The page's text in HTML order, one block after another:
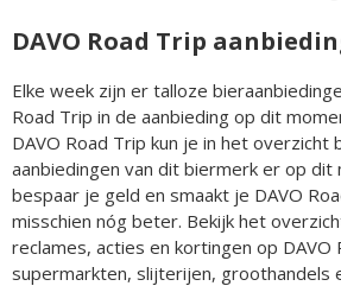
DAVO Road Trip
Elke week zijn er talloze
Road Trip in de aanbieding op dit
DAVO Road Trip kun je in het overzicht
aanbiedingen van dit biermerk er op dit
bespaar je geld en smaakt je DAVO
misschien nóg beter. Bekijk het
reclames, acties en kortingen op DAVO
supermarkten, slijterijen, groothandels